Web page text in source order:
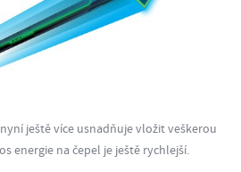
ještě více usnadňuje vložit veškerou
energie na čepel je ještě rychlejší.